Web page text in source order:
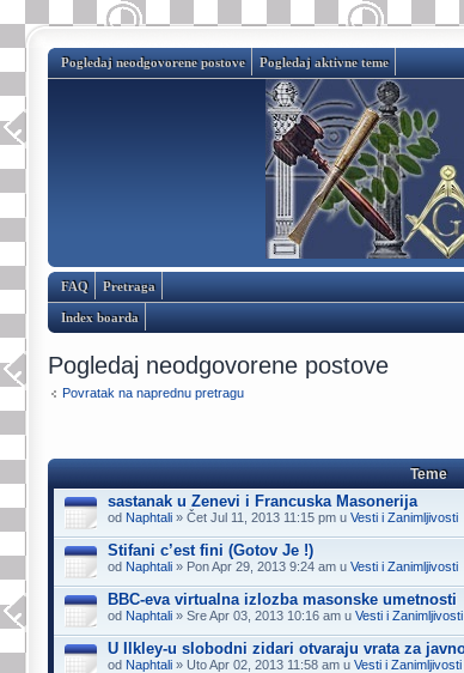
Pogledaj neodgovorene postove Pogledaj aktivne teme
FAQ Pretraga
Index boarda
Pogledaj neodgovorene postove
Povratak na naprednu pretragu
Teme
sastanak u Zenevi i Francuska Masonerija
od Naphtali » Čet Jul 11, 2013 11:15 pm u Vesti i Zanimljivosti
Stifani c’est fini (Gotov Je !)
od Naphtali » Pon Apr 29, 2013 9:24 am u Vesti i Zanimljivosti
BBC-eva virtualna izlozba masonske umetnosti
od Naphtali » Sre Apr 03, 2013 10:16 am u Vesti i Zanimljivosti
U Ilkley-u slobodni zidari otvaraju vrata za
od Naphtali » Uto Apr 02, 2013 11:58 am u Vesti i Zanimljivosti